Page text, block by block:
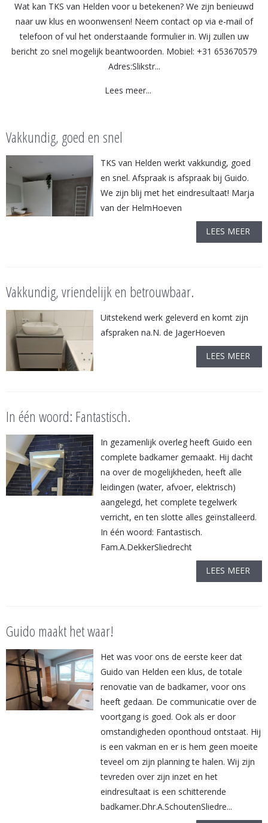
Wat kan TKS van Helden voor u betekenen? We zijn benieuwd
naar uw klus en woonwensen! Neem contact op via e-mail of
telefoon of vul het onderstaande formulier in. Wij zullen uw
bericht zo snel mogelijk beantwoorden. Mobiel: +31 653670579
Adres:Slikstr...
Lees meer...
Vakkundig, goed en snel
TKS van Helden werkt vakkundig, goed
en snel. Afspraak is afspraak bij Guido.
We zijn blij met het eindresultaat! Marja
van der HelmHoeven
LEES MEER
Vakkundig, vriendelijk en betrouwbaar.
Uitstekend werk geleverd en komt zijn
afspraken na.N. de JagerHoeven
LEES MEER
In één woord: Fantastisch.
In gezamenlijk overleg heeft Guido een
complete badkamer gemaakt. Hij dacht
na over de mogelijkheden, heeft alle
leidingen (water, afvoer, elektrisch)
aangelegd, het complete tegelwerk
verricht, en ten slotte alles geïnstalleerd.
In één woord: Fantastisch.
Fam.A.DekkerSliedrecht
LEES MEER
Guido maakt het waar!
Het was voor ons de eerste keer dat
Guido van Helden een klus, de totale
renovatie van de badkamer, voor ons
heeft gedaan. De communicatie over de
voortgang is goed. Ook als er door
omstandigheden oponthoud ontstaat. Hij
is een vakman en er is hem geen moeite
teveel om zijn planning te halen. Wij zijn
tevreden over zijn inzet en het
eindresultaat is een schitterende
badkamer.Dhr.A.SchoutenSliedre...